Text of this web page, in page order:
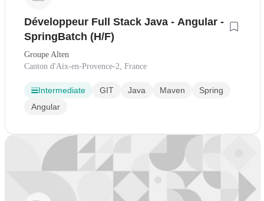
Développeur Full Stack Java - Angular -
SpringBatch (H/F)
Groupe Alten
Canton d'Aix-en-Provence-2, France
Intermediate GIT Java Maven
Spring
Angular